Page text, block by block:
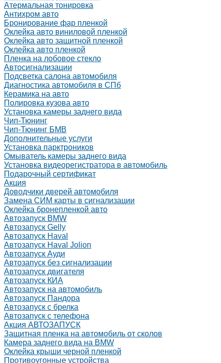
Атермальная тонировка
Антихром авто
Бронирование фар пленкой
Оклейка авто виниловой пленкой
Оклейка авто защитной пленкой
Оклейка авто пленкой
Пленка на лобовое стекло
Автосигнализации
Подсветка салона автомобиля
Диагностика автомобиля в СПб
Керамика на авто
Полировка кузова авто
Установка камеры заднего вида
Чип-Тюнинг
Чип-Тюнинг БМВ
Дополнительные услуги
Установка парктроников
Омыватель камеры заднего вида
Установка видеорегистратора в автомобиль
Подарочный сертификат
Акция
Доводчики дверей автомобиля
Замена СИМ карты в сигнализации
Оклейка бронепленкой авто
Автозапуск BMW
Автозапуск Gelly
Автозапуск Haval
Автозапуск Haval Jolion
Автозапуск Ауди
Автозапуск без сигнализации
Автозапуск двигателя
Автозапуск КИА
Автозапуск на автомобиль
Автозапуск Пандора
Автозапуск с брелка
Автозапуск с телефона
Акция АВТОЗАПУСК
Защитная пленка на автомобиль от сколов
Камера заднего вида на BMW
Оклейка крыши черной пленкой
Противоугонные устройства